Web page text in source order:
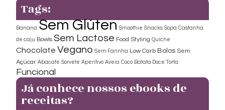
Tags:
Banana Sem Glúten Smoothie Snacks Sopa Castanha
de caju Bowls Sem Lactose Food Styling Quiche
Chocolate Vegano Sem Farinha Low Carb Bolos Sem
Açúcar Abacate Sorvete Aperitivo Aveia Coco Batata Doce Torta
Funcional
Já conhece nossos ebooks de
receitas?